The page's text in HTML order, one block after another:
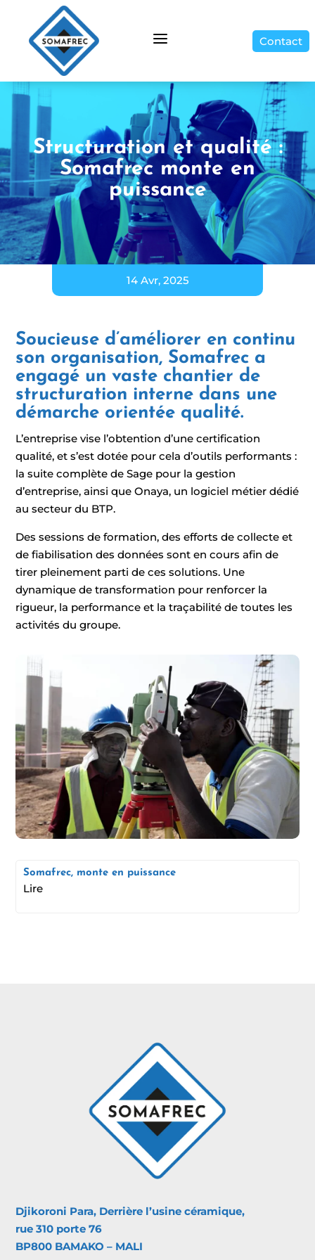
a Contact
Structuration et qualité :
Somafrec monte en
puissance
14 Avr, 2025
Soucieuse d’améliorer en continu
son organisation, Somafrec a
engagé un vaste chantier de
structuration interne dans une
démarche orientée qualité.
L’entreprise vise l’obtention d’une certification
qualité, et s’est dotée pour cela d’outils performants :
la suite complète de Sage pour la gestion
d’entreprise, ainsi que Onaya, un logiciel métier dédié
au secteur du BTP.
Des sessions de formation, des efforts de collecte et
de fiabilisation des données sont en cours afin de
tirer pleinement parti de ces solutions. Une
dynamique de transformation pour renforcer la
rigueur, la performance et la traçabilité de toutes les
activités du groupe.
Somafrec, monte en puissance
Lire
Djikoroni Para, Derrière l’usine céramique,
rue 310 porte 76
BP800 BAMAKO – MALI